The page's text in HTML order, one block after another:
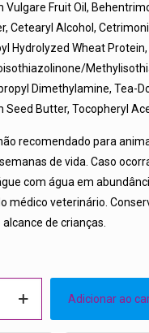
Vulgare Fruit Oil,
Cetearyl Alcohol,
Hydrolyzed Wheat
Dimethylamine, Tea-
Seed Butter, Tocopheryl
recomendado para
de vida. Caso
com água em
médico veterinário.
de crianças.
Adicionar ao